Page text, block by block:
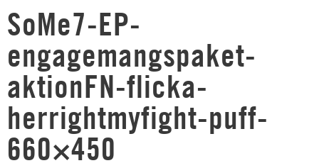
SoMe7-EP-
engagemangspaket-
aktionFN-flicka-
herrightmyfight-puff-
660×450